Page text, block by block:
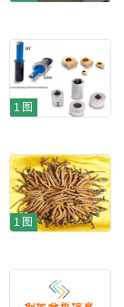
1图
1图